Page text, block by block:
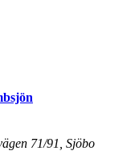
71/91, Sjöbo